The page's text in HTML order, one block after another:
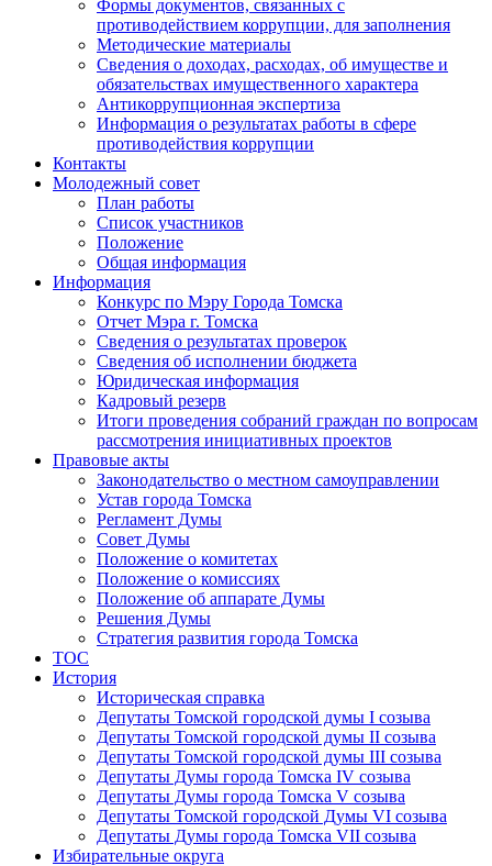
Формы документов, связанных с
противодействием коррупции, для заполнения
Методические материалы
Сведения о доходах, расходах, об имуществе и
обязательствах имущественного характера
Антикоррупционная экспертиза
Информация о результатах работы в сфере
противодействия коррупции
Контакты
Молодежный совет
План работы
Список участников
Положение
Общая информация
Информация
Конкурс по Мэру Города Томска
Отчет Мэра г. Томска
Сведения о результатах проверок
Сведения об исполнении бюджета
Юридическая информация
Кадровый резерв
Итоги проведения собраний граждан по вопросам
рассмотрения инициативных проектов
Правовые акты
Законодательство о местном самоуправлении
Устав города Томска
Регламент Думы
Совет Думы
Положение о комитетах
Положение о комиссиях
Положение об аппарате Думы
Решения Думы
Стратегия развития города Томска
ТОС
История
Историческая справка
Депутаты Томской городской думы I созыва
Депутаты Томской городской думы II созыва
Депутаты Томской городской думы III созыва
Депутаты Думы города Томска IV созыва
Депутаты Думы города Томска V созыва
Депутаты Томской городской Думы VI созыва
Депутаты Думы города Томска VII созыва
Избирательные округа